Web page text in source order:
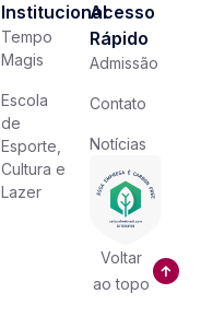
Institucional
Tempo
Magis
Escola
de
Esporte,
Cultura e
Lazer
Acesso
Rápido
Admissão
Contato
Notícias
Voltar
ao topo